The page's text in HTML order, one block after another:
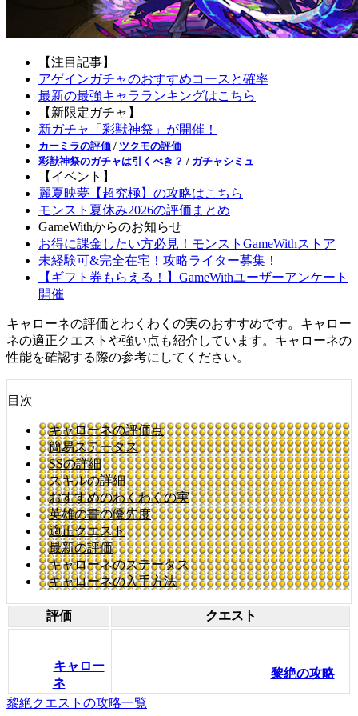
【注目記事】
アゲインガチャのおすすめコースと確率
最新の最強キャラランキングはこちら
【新限定ガチャ】
新ガチャ「彩獣神祭」が開催！
カーミラの評価 / ツクモの評価
彩獣神祭のガチャは引くべき？ / ガチャシミュ
【イベント】
麗夏映夢【超究極】の攻略はこちら
モンスト夏休み2026の評価まとめ
GameWithからのお知らせ
お得に課金したい方必見！モンストGameWithストア
未経験可&完全在宅！攻略ライター募集！
【ギフト券もらえる！】GameWithユーザーアンケート
開催
キャローネの評価とわくわくの実のおすすめです。キャロー
ネの適正クエストや強い点も紹介しています。キャローネの
性能を確認する際の参考にしてください。
目次
キャローネの評価点
簡易ステータス
SSの詳細
スキルの詳細
おすすめのわくわくの実
英雄の書の優先度
適正クエスト
最新の評価
キャローネのステータス
キャローネの入手方法
評価 クエスト
キャロー
ネ
黎絶の攻略
黎絶クエストの攻略一覧